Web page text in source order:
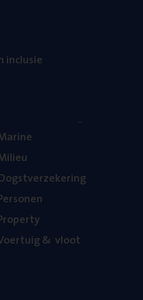
inclusie
& vloot